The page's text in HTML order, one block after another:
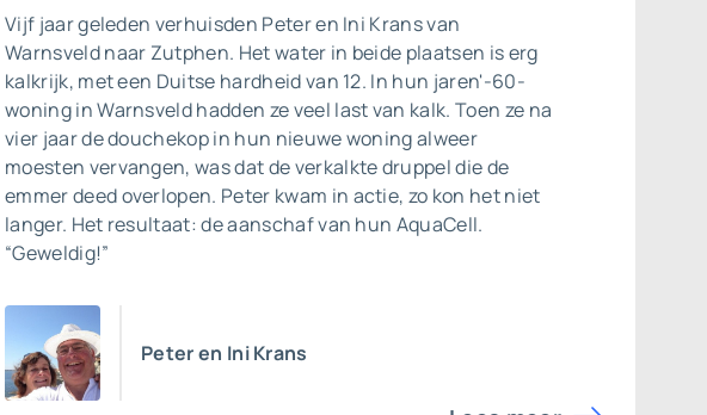
Vijf jaar geleden verhuisden Peter en Ini Krans van
Warnsveld naar Zutphen. Het water in beide plaatsen is erg
kalkrijk, met een Duitse hardheid van 12. In hun jaren'-60-
woning in Warnsveld hadden ze veel last van kalk. Toen ze na
vier jaar de douchekop in hun nieuwe woning alweer
moesten vervangen, was dat de verkalkte druppel die de
emmer deed overlopen. Peter kwam in actie, zo kon het niet
langer. Het resultaat: de aanschaf van hun AquaCell.
“Geweldig!”
Peter en Ini Krans